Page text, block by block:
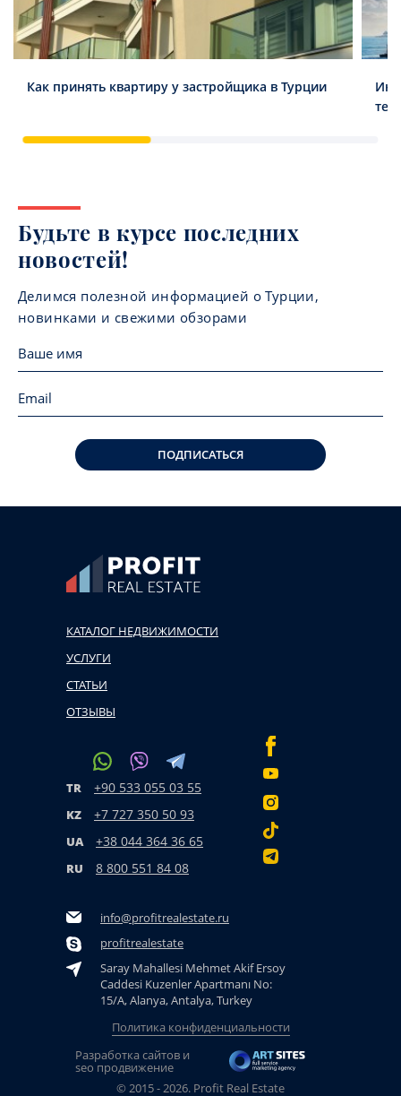
Как принять квартиру у застройщика в Турции
Будьте в курсе последних
новостей!
Делимся полезной информацией о Турции,
новинками и свежими обзорами
ПОДПИСАТЬСЯ
КАТАЛОГ НЕДВИЖИМОСТИ
УСЛУГИ
СТАТЬИ
ОТЗЫВЫ
TR +90 533 055 03 55
KZ +7 727 350 50 93
UA +38 044 364 36 65
RU 8 800 551 84 08
info@profitrealestate.ru
profitrealestate
Saray Mahallesi Mehmet Akif Ersoy
Caddesi Kuzenler Apartmanı No:
15/A, Alanya, Antalya, Turkey
© 2015 - 2026. Profit Real Estate
Политика конфиденциальности
Разработка сайтов и
seo продвижение